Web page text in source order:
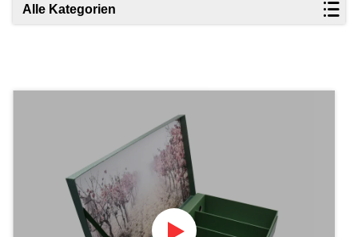
Alle Kategorien